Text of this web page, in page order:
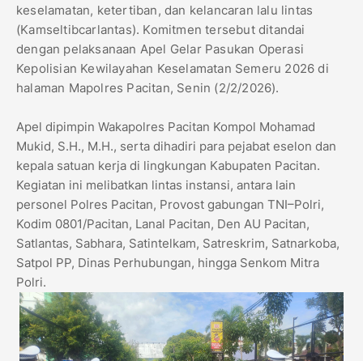
keselamatan, ketertiban, dan kelancaran lalu lintas
(Kamseltibcarlantas). Komitmen tersebut ditandai
dengan pelaksanaan Apel Gelar Pasukan Operasi
Kepolisian Kewilayahan Keselamatan Semeru 2026 di
halaman Mapolres Pacitan, Senin (2/2/2026).
Apel dipimpin Wakapolres Pacitan Kompol Mohamad
Mukid, S.H., M.H., serta dihadiri para pejabat eselon dan
kepala satuan kerja di lingkungan Kabupaten Pacitan.
Kegiatan ini melibatkan lintas instansi, antara lain
personel Polres Pacitan, Provost gabungan TNI–Polri,
Kodim 0801/Pacitan, Lanal Pacitan, Den AU Pacitan,
Satlantas, Sabhara, Satintelkam, Satreskrim, Satnarkoba,
Satpol PP, Dinas Perhubungan, hingga Senkom Mitra
Polri.